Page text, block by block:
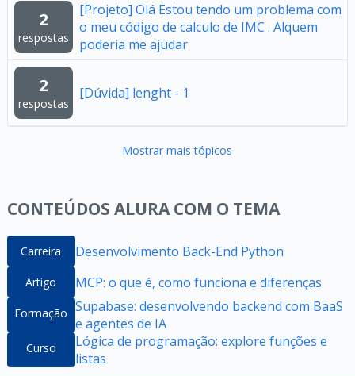
2
respostas
[Projeto] Olá Estou tendo um problema com
o meu código de calculo de IMC . Alquem
poderia me ajudar
2
respostas
[Dúvida] lenght - 1
Mostrar mais tópicos
CONTEÚDOS ALURA COM O TEMA
Carreira Desenvolvimento Back-End Python
Artigo MCP: o que é, como funciona e diferenças
Formação Supabase: desenvolvendo backend com BaaS
e agentes de IA
Curso
Lógica de programação: explore funções e
listas